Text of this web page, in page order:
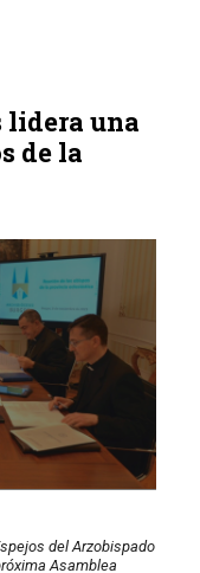
lidera una
de la
del Arzobispado
Asamblea